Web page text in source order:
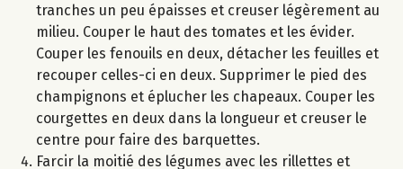
tranches un peu épaisses et creuser légèrement au
milieu. Couper le haut des tomates et les évider.
Couper les fenouils en deux, détacher les feuilles et
recouper celles-ci en deux. Supprimer le pied des
champignons et éplucher les chapeaux. Couper les
courgettes en deux dans la longueur et creuser le
centre pour faire des barquettes.
Farcir la moitié des légumes avec les rillettes et